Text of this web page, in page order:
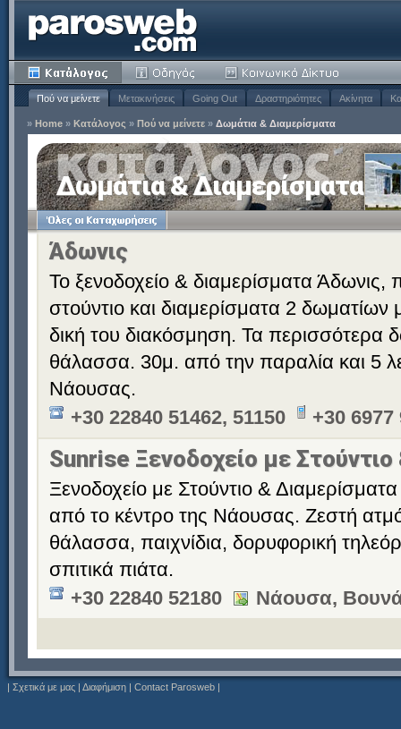
Πού να μείνετε Μετακινήσεις Going Out Δραστηριότητες Ακίνητα
» Home » Κατάλογος » Πού να μείνετε » Δωμάτια & Διαμερίσματα
Δωμάτια & Διαμερίσματα
Άδωνις
Το ξενοδοχείο & διαμερίσματα
στούντιο και διαμερίσματα 2 δωματίων
δική του διακόσμηση. Τα περισσότερα
θάλασσα. 30μ. από την παραλία και 5
Νάουσας.
+30 22840 51462, 51150
+30 6977
Sunrise Ξενοδοχείο με
Ξενοδοχείο με Στούντιο &
από το κέντρο της Νάουσας. Ζεστή
θάλασσα, παιχνίδια, δορυφορική
σπιτικά πιάτα.
+30 22840 52180
Νάουσα,
| Σχετικά με μας | Διαφήμιση | Contact Parosweb |